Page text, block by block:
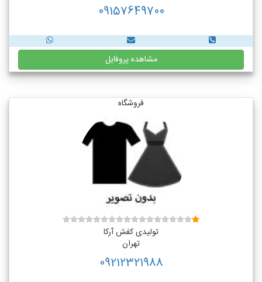
09157649700
مشاهده پروفایل
فروشگاه
تولیدی کفش آرکا
تهران
09212321988